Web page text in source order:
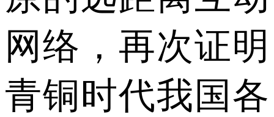
网络，再次证明
青铜时代我国各